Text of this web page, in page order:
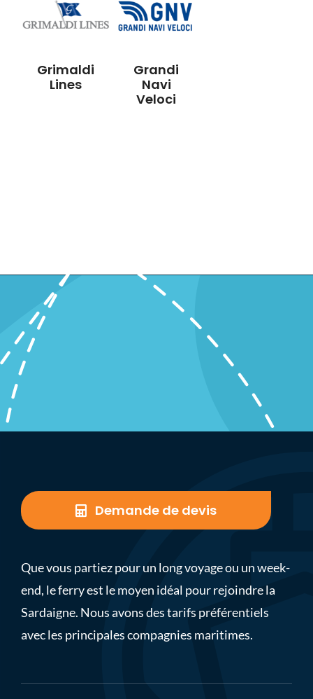
Grimaldi
Lines
Grandi
Navi
Veloci
Demande de devis
Que vous partiez pour un long voyage ou un week-
end, le ferry est le moyen idéal pour rejoindre la
Sardaigne. Nous avons des tarifs préférentiels
avec les principales compagnies maritimes.